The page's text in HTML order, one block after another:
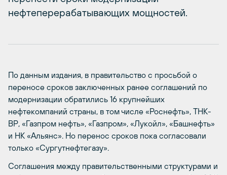
нефтеперерабатывающих мощностей.
По данным издания, в правительство с просьбой о
переносе сроков заключенных ранее соглашений по
модернизации обратились 16 крупнейших
нефтекомпаний страны, в том числе «Роснефть», ТНК-
ВР, «Газпром нефть», «Газпром», «Лукойл», «Башнефть»
и НК «Альянс». Но перенос сроков пока согласовали
только «Сургутнефтегазу».
Соглашения между правительственными структурами и